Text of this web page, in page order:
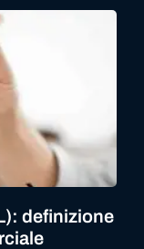
definizione